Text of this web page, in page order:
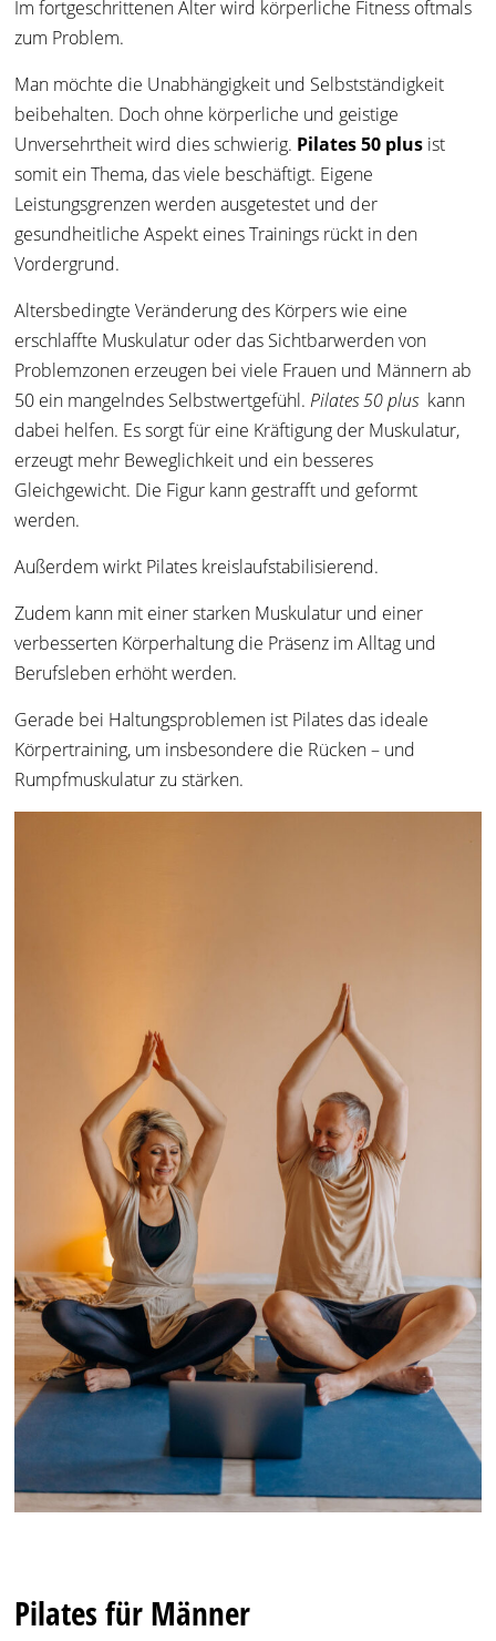
Im fortgeschrittenen Alter wird körperliche Fitness oftmals
zum Problem.
Man möchte die Unabhängigkeit und Selbstständigkeit
beibehalten. Doch ohne körperliche und geistige
Unversehrtheit wird dies schwierig. Pilates 50 plus ist
somit ein Thema, das viele beschäftigt. Eigene
Leistungsgrenzen werden ausgetestet und der
gesundheitliche Aspekt eines Trainings rückt in den
Vordergrund.
Altersbedingte Veränderung des Körpers wie eine
erschlaffte Muskulatur oder das Sichtbarwerden von
Problemzonen erzeugen bei viele Frauen und Männern ab
50 ein mangelndes Selbstwertgefühl.Pilates 50 plus kann
dabei helfen. Es sorgt für eine Kräftigung der Muskulatur,
erzeugt mehr Beweglichkeit und ein besseres
Gleichgewicht. Die Figur kann gestrafft und geformt
werden.
Außerdem wirkt Pilates kreislaufstabilisierend.
Zudem kann mit einer starken Muskulatur und einer
verbesserten Körperhaltung die Präsenz im Alltag und
Berufsleben erhöht werden.
Gerade bei Haltungsproblemen ist Pilates das ideale
Körpertraining, um insbesondere die Rücken – und
Rumpfmuskulatur zu stärken.
Pilates für Männer